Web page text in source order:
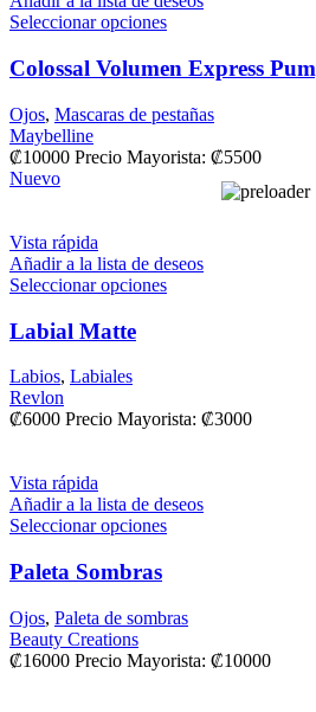
Seleccionar opciones
Colossal Volumen Express
Ojos, Mascaras de pestañas
Maybelline
₡10000 Precio Mayorista: ₡5500
Nuevo
Vista rápida
Añadir a la lista de deseos
Seleccionar opciones
Labial Matte
Labios, Labiales
Revlon
₡6000 Precio Mayorista: ₡3000
Vista rápida
Añadir a la lista de deseos
Seleccionar opciones
Paleta Sombras
Ojos, Paleta de sombras
Beauty Creations
₡16000 Precio Mayorista: ₡10000